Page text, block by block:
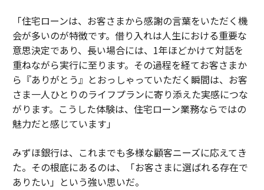
「住宅ローンは、お客さまから感謝の言葉をいただく機
会が多いのが特徴です。借り入れは人生における重要な
意思決定であり、長い場合には、1年ほどかけて対話を
重ねながら実行に至ります。その過程を経てお客さまか
ら『ありがとう』とおっしゃっていただく瞬間は、お客
さま一人ひとりのライフプランに寄り添えた実感につな
がります。こうした体験は、住宅ローン業務ならではの
魅力だと感じています」
みずほ銀行は、これまでも多様な顧客ニーズに応えてき
た。その根底にあるのは、「お客さまに選ばれる存在で
ありたい」という強い思いだ。